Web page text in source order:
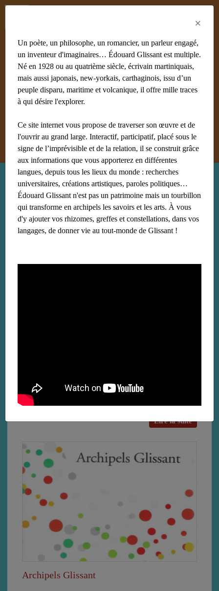
#achiery #acoma #adami #afrique #agnès B
#algérie
#Aliocha Wald Lasowski #amériques
#amis
#anthropologie
Afficher tous les mots clés
Recherche : sorbonne
Université où Édouard Glissant fit ses études, sa thèse et où eut
lieu un important colloque
Lire la suite
Archipels Glissant
×
Un poète, un philosophe, un romancier, un parleur engagé,
un inventeur d'imaginaires… Édouard Glissant est multiple.
Né en 1928 ou au quatrième siècle, écrivain martiniquais,
mais aussi japonais, new-yorkais, carthaginois, issu d’un
peuple disparu, maritime et volcanique, il offre mille traces
à qui désire l'explorer.
Ce site internet vous propose de traverser son œuvre et de
l'ouvrir au grand large. Interactif, participatif, placé sous le
signe de l’imprévisible et de la relation, il se construit grâce
aux informations que vous apporterez en différentes
langues, depuis tous les lieux du monde : recherches
universitaires, créations artistiques, paroles politiques…
Édouard Glissant n'est pas un patrimoine mais un tourbillon
qui transforme en archipels les savoirs et les arts. À vous
d'y ajouter vos rhizomes, greffes et constellations, dans vos
langages, de donner vie au tout-monde de Glissant !